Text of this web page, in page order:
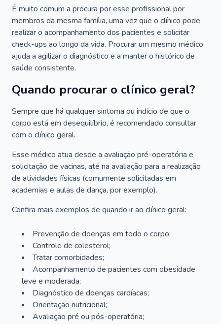
É muito comum a procura por esse profissional por
membros da mesma família, uma vez que o clínico pode
realizar o acompanhamento dos pacientes e solicitar
check-ups ao longo da vida. Procurar um mesmo médico
ajuda a agilizar o diagnóstico e a manter o histórico de
saúde consistente.
Quando procurar o clínico geral?
Sempre que há qualquer sintoma ou indício de que o
corpo está em desequilíbrio, é recomendado consultar
com o clínico geral.
Esse médico atua desde a avaliação pré-operatória e
solicitação de vacinas, até na avaliação para a realização
de atividades físicas (comumente solicitadas em
academias e aulas de dança, por exemplo).
Confira mais exemplos de quando ir ao clínico geral:
Prevenção de doenças em todo o corpo;
Controle de colesterol;
Tratar comorbidades;
Acompanhamento de pacientes com obesidade
leve e moderada;
Diagnóstico de doenças cardíacas;
Orientação nutricional;
Avaliação pré ou pós-operatória;